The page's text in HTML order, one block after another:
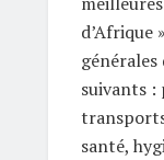
d’Afrique
générales
suivants :
santé,